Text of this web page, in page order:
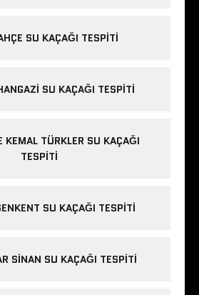
SU KAÇAĞI TESPITI
SU KAÇAĞI TESPITI
KEMAL TÜRKLER SU KAÇAĞI
TESPITI
SU KAÇAĞI TESPITI
SINAN SU KAÇAĞI TESPITI